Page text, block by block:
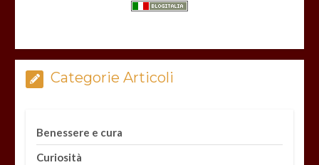
Categorie Articoli
Benessere e cura
Curiosità